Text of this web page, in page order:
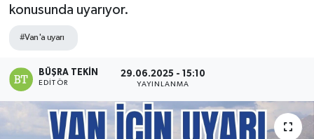
konusunda uyarıyor.
#Van'a uyarı
BÜŞRA TEKIN
EDITÖR
29.06.2025 - 15:10
YAYINLANMA
Haber Arşivi